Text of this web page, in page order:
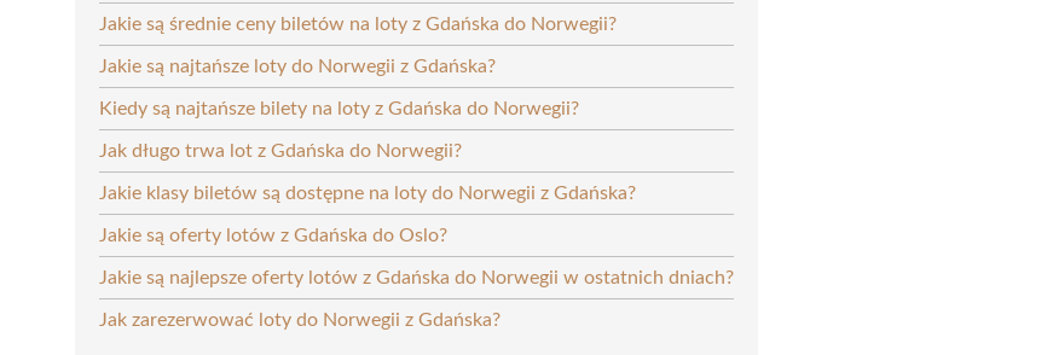
Jakie są średnie ceny biletów na loty z Gdańska do Norwegii?
Jakie są najtańsze loty do Norwegii z Gdańska?
Kiedy są najtańsze bilety na loty z Gdańska do Norwegii?
Jak długo trwa lot z Gdańska do Norwegii?
Jakie klasy biletów są dostępne na loty do Norwegii z Gdańska?
Jakie są oferty lotów z Gdańska do Oslo?
Jakie są najlepsze oferty lotów z Gdańska do Norwegii w ostatnich dniach?
Jak zarezerwować loty do Norwegii z Gdańska?